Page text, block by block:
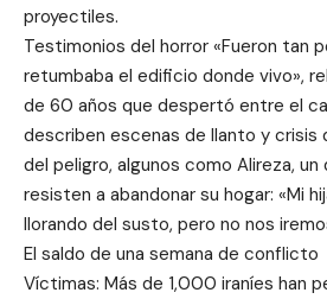
proyectiles.
Testimonios del horror «Fueron tan
retumbaba el edificio donde vivo»,
de 60 años que despertó entre el
describen escenas de llanto y crisis
del peligro, algunos como Alireza,
resisten a abandonar su hogar: «Mi
llorando del susto, pero no nos
El saldo de una semana de conflicto
Víctimas: Más de 1,000 iraníes han